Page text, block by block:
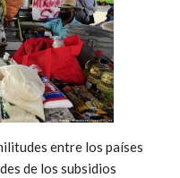
entre los países
de los subsidios